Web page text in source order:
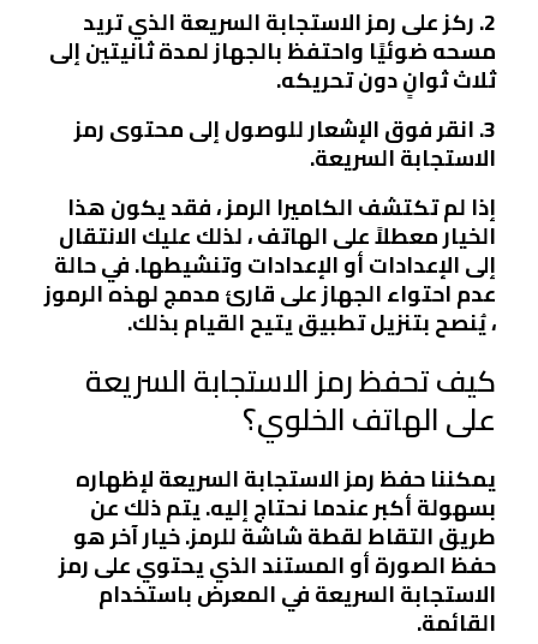
2. ركز على رمز الاستجابة السريعة الذي تريد
مسحه ضوئيًا واحتفظ بالجهاز لمدة ثانيتين إلى
ثلاث ثوانٍ دون تحريكه.
3. انقر فوق الإشعار للوصول إلى محتوى رمز
الاستجابة السريعة.
إذا لم تكتشف الكاميرا الرمز ،فقد يكون هذا
الخيار معطلاً على الهاتف ،لذلك عليك الانتقال
إلىالإعداداتأوالإعداداتوتنشيطها. في حالة
عدم احتواء الجهاز على قارئ مدمج لهذه الرموز
، يُنصحبتنزيل تطبيق يتيح القيام بذلك.
كيف تحفظ رمز الاستجابة السريعة
على الهاتف الخلوي؟
يمكننا حفظ رمز الاستجابة السريعة لإظهاره
بسهولة أكبر عندما نحتاج إليه. يتم ذلكعن
طريق التقاط لقطة شاشة للرمز.خيار آخر هو
حفظ الصورة أو المستند الذي يحتوي على رمز
الاستجابة السريعة فيالمعرض باستخدام
القائمة.